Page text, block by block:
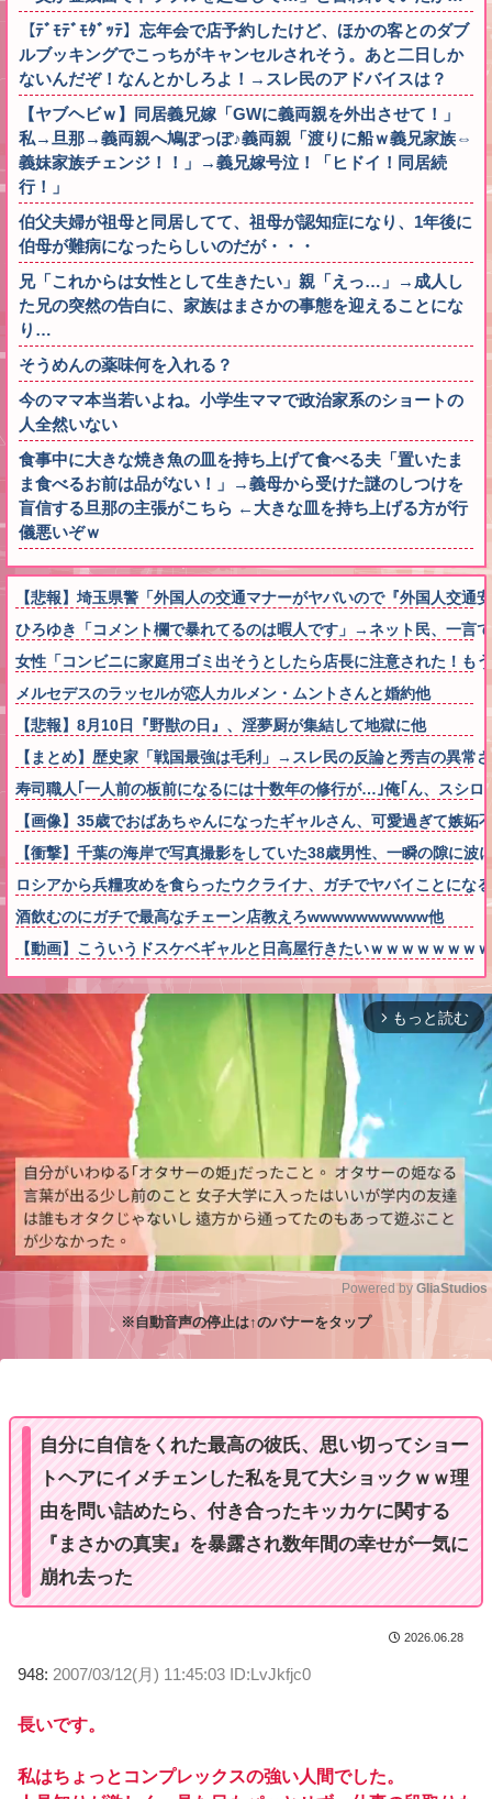
【ﾃﾞﾓﾃﾞﾓﾀﾞｯﾃ】忘年会で店予約したけど、ほかの客とのダブ
ルブッキングでこっちがキャンセルされそう。あと二日しか
ないんだぞ！なんとかしろよ！→スレ民のアドバイスは？
【ヤブヘビｗ】同居義兄嫁「GWに義両親を外出させて！」
私→旦那→義両親へ鳩ぽっぽ♪義両親「渡りに船ｗ義兄家族⇔
義妹家族チェンジ！！」→義兄嫁号泣！「ヒドイ！同居続
行！」
伯父夫婦が祖母と同居してて、祖母が認知症になり、1年後に
伯母が難病になったらしいのだが・・・
兄「これからは女性として生きたい」親「えっ…」→成人し
た兄の突然の告白に、家族はまさかの事態を迎えることにな
り…
そうめんの薬味何を入れる？
今のママ本当若いよね。小学生ママで政治家系のショートの
人全然いない
食事中に大きな焼き魚の皿を持ち上げて食べる夫「置いたま
ま食べるお前は品がない！」→義母から受けた謎のしつけを
盲信する旦那の主張がこちら ←大きな皿を持ち上げる方が行
儀悪いぞｗ
【悲報】埼玉県警「外国人の交通マナーがヤバいので『外国人交通
ひろゆき「コメント欄で暴れてるのは暇人です」→ネット民、一言
女性「コンビニに家庭用ゴミ出そうとしたら店長に注意された！も
メルセデスのラッセルが恋人カルメン・ムントさんと婚約他
【悲報】8月10日『野獣の日』、淫夢厨が集結して地獄に他
【まとめ】歴史家「戦国最強は毛利」→スレ民の反論と秀吉の異常
寿司職人｢一人前の板前になるには十数年の修行が…｣俺｢ん、スシ
【画像】35歳でおばあちゃんになったギャルさん、可愛過ぎて嫉
【衝撃】千葉の海岸で写真撮影をしていた38歳男性、一瞬の隙に波
ロシアから兵糧攻めを食らったウクライナ、ガチでヤバイことにな
酒飲むのにガチで最高なチェーン店教えろwwwwwwwwww他
【動画】こういうドスケベギャルと日高屋行きたいｗｗｗｗｗｗｗ
arrow_forward_ios もっと読む
Powered by GliaStudios
※自動音声の停止は↑のバナーをタップ
自分に自信をくれた最高の彼氏、思い切ってショー
トヘアにイメチェンした私を見て大ショックｗｗ理
由を問い詰めたら、付き合ったキッカケに関する
『まさかの真実』を暴露され数年間の幸せが一気に
崩れ去った
2026.06.28
948: 2007/03/12(月) 11:45:03 ID:LvJkfjc0
長いです。
私はちょっとコンプレックスの強い人間でした。